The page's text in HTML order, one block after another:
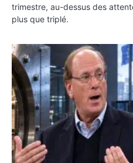
trimestre, au-dessus des
plus que triplé.
BlackRock tokenise 311